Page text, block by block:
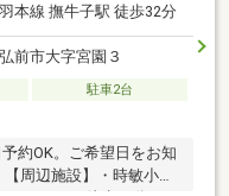
羽本線 撫牛子駅 徒歩32分
前市大字宮園３
駐車2台
約OK。ご希望日をお知
周辺施設】・時敏小学